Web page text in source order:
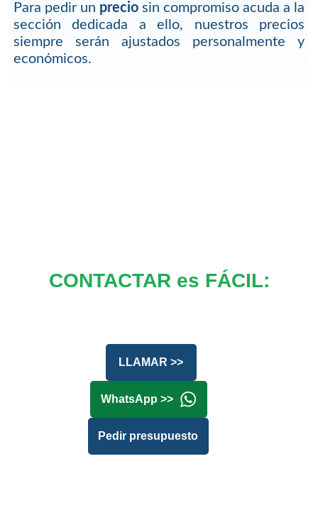
Para pedir un preciosin compromiso acuda a la
sección dedicada a ello, nuestros precios
siempre serán ajustados personalmente y
económicos.
CONTACTAR es FÁCIL:
LLAMAR >>
WhatsApp >>
Pedir presupuesto